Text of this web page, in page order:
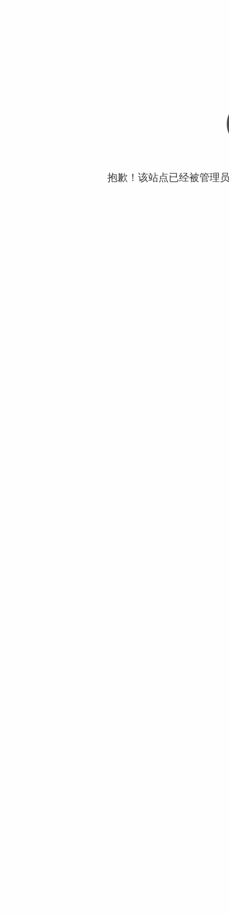
抱歉！该站点已经被管理